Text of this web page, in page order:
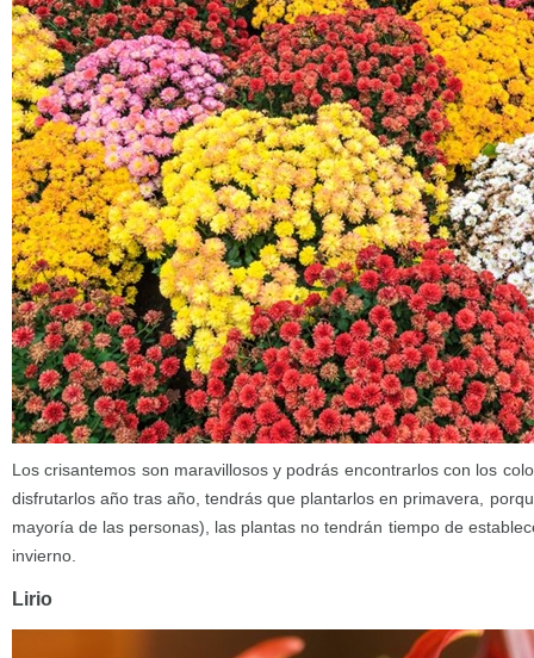
Los crisantemos son maravillosos y podrás encontrarlos con los
disfrutarlos año tras año, tendrás que plantarlos en primavera,
mayoría de las personas), las plantas no tendrán tiempo de
invierno.
Lirio